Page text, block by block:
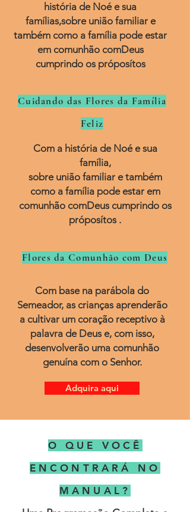
história de Noé e sua
famílias,sobre união familiar e
também como a família pode estar
em comunhão comDeus
cumprindo os próposítos
Cuidando das Flores da Família
Feliz
Com a história de Noé e sua
família,
sobre união familiar e também
como a família pode estar em
comunhão comDeus cumprindo os
próposítos .
Flores da Comunhão com Deus
Com base na parábola do
Semeador, as crianças aprenderão
a cultivar um coração receptivo à
palavra de Deus e, com isso,
desenvolverão uma comunhão
genuína com o Senhor.
Adquira aqui
O QUE VOCÊ
ENCONTRARÁ NO
MANUAL?